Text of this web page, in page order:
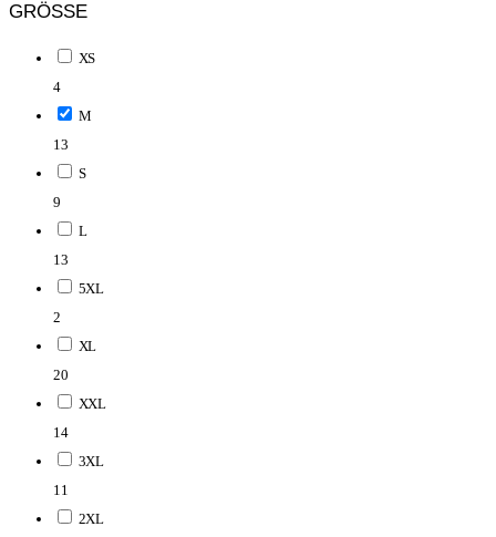
GRÖSSE
XS
4
M
13
S
9
L
13
5XL
2
XL
20
XXL
14
3XL
11
2XL